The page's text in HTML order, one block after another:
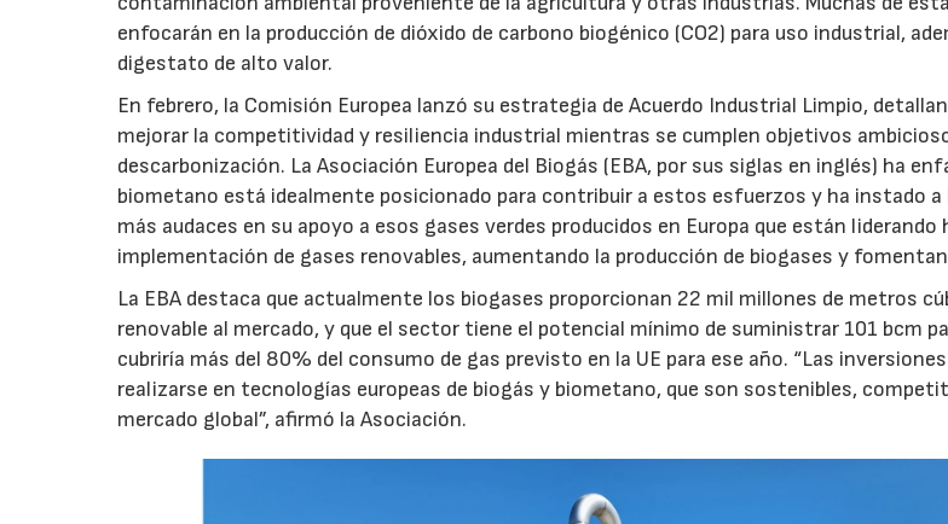
enfocarán en la producción de dióxido de carbono biogénico (CO2) para uso industrial,
digestato de alto valor.
En febrero, la Comisión Europea lanzó su estrategia de Acuerdo Industrial Limpio,
mejorar la competitividad y resiliencia industrial mientras se cumplen objetivos
descarbonización. La Asociación Europea del Biogás (EBA, por sus siglas en inglés) ha
biometano está idealmente posicionado para contribuir a estos esfuerzos y ha instado a
más audaces en su apoyo a esos gases verdes producidos en Europa que están liderando
implementación de gases renovables, aumentando la producción de biogases y
La EBA destaca que actualmente los biogases proporcionan 22 mil millones de metros
renovable al mercado, y que el sector tiene el potencial mínimo de suministrar 101 bcm
cubriría más del 80% del consumo de gas previsto en la UE para ese año. “Las
realizarse en tecnologías europeas de biogás y biometano, que son sostenibles,
mercado global”, afirmó la Asociación.